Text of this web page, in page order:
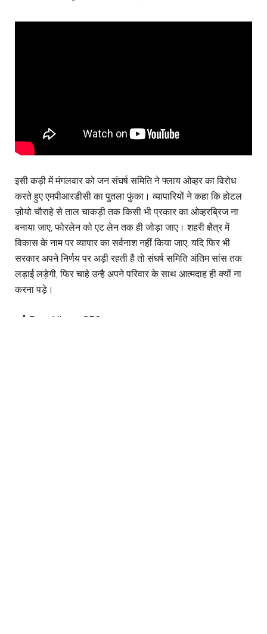
इसी कड़ी में मंगलवार को जन संघर्ष समिति ने फ्लाय ओव्हर का विरोध
करते हुए एमपीआरडीसी का पुतला फुंका। व्यापारियों ने कहा कि होटल
ज़ोयो चौराहे से ताल चाकड़ी तक किसी भी प्रकार का ओव्हरब्रिज ना
बनाया जाए, फोरलेन को एट लेन तक ही जोड़ा जाए। शहरी क्षैत्र में
विकास के नाम पर व्यापार का सर्वनाश नहीं किया जाए, यदि फिर भी
सरकार अपने निर्णय पर अड़ी रहती हैं तो संघर्ष समिति अंतिम सांस तक
लड़ाई लड़ेगी, फिर चाहे उन्है अपने परिवार के साथ आत्मदाह ही क्यों ना
करना पड़े।
Post Views: 358